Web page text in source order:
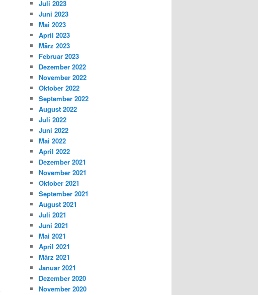
Juli 2023
Juni 2023
Mai 2023
April 2023
März 2023
Februar 2023
Dezember 2022
November 2022
Oktober 2022
September 2022
August 2022
Juli 2022
Juni 2022
Mai 2022
April 2022
Dezember 2021
November 2021
Oktober 2021
September 2021
August 2021
Juli 2021
Juni 2021
Mai 2021
April 2021
März 2021
Januar 2021
Dezember 2020
November 2020